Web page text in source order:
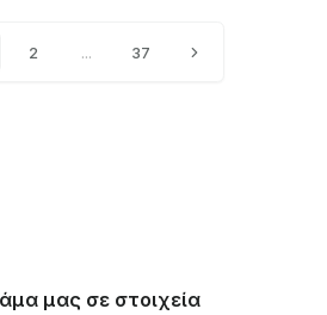
2 ... 37
μας σε στοιχεία